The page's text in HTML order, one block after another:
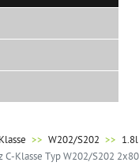
W202/S202
1.8l
C-Klasse Typ W202/S202 2x80